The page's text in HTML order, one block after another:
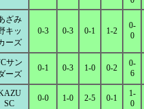
ざみ
キッ
ーズ
0-3 0-3 0-1 1-2
0-
0
サン
ーズ
0-1 0-3 1-0 0-2
0-
6
SC
0-0 1-0 2-5 0-1
1-
0